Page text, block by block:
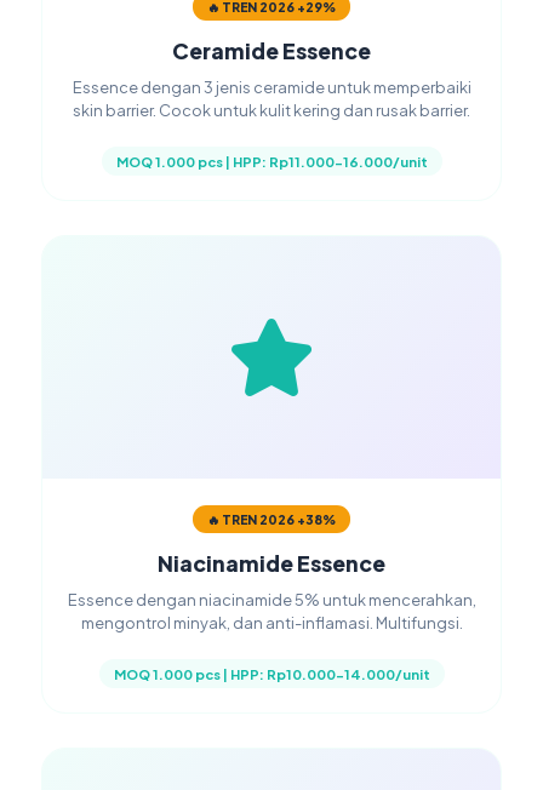
🔥 TREN 2026 +29%
Ceramide Essence
Essence dengan 3 jenis ceramide untuk memperbaiki
skin barrier. Cocok untuk kulit kering dan rusak barrier.
MOQ 1.000 pcs | HPP: Rp11.000-16.000/unit
🔥 TREN 2026 +38%
Niacinamide Essence
Essence dengan niacinamide 5% untuk mencerahkan,
mengontrol minyak, dan anti-inflamasi. Multifungsi.
MOQ 1.000 pcs | HPP: Rp10.000-14.000/unit